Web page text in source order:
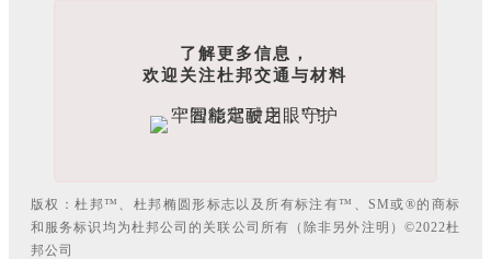
了解更多信息，
欢迎关注杜邦交通与材料
版权：杜邦™、杜邦椭圆形标志以及所有标注有™、SM或®的商标
和服务标识均为杜邦公司的关联公司所有（除非另外注明）©2022杜
邦公司